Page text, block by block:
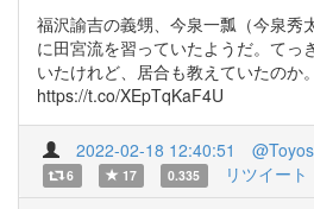
福沢諭吉の義甥、今泉一瓢（今泉秀
に田宮流を習っていたようだ。てっ
いたけれど、居合も教えていたのか。
https://t.co/XEpTqKaF4U
2022-02-18 12:40:51
6 17 0.335 リツイー